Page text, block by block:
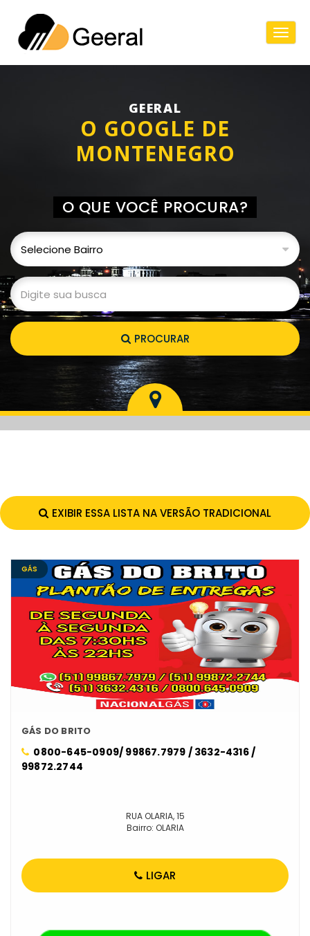
GEERAL
O GOOGLE DE
MONTENEGRO
O QUE VOCÊ PROCURA?
PROCURAR
EXIBIR ESSA LISTA NA VERSÃO TRADICIONAL
GÁS
GÁS DO BRITO
0800-645-0909/ 99867.7979 / 3632-4316 /
99872.2744
RUA OLARIA, 15
Bairro: OLARIA
LIGAR